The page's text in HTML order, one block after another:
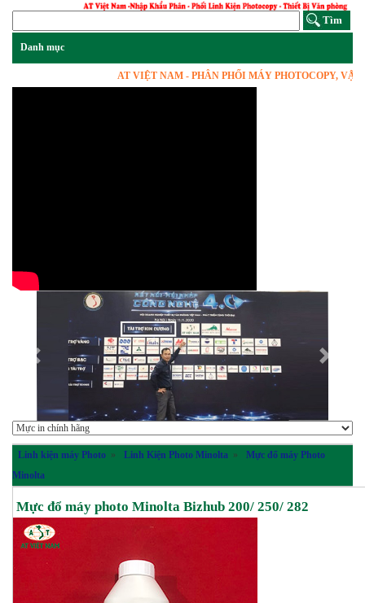
AT VIỆT NAM - PHÂN PHỐI MÁY PHOTOCOPY, VẬT TƯ
Previous Next
Linh kiện máy Photo » Linh Kiện Photo Minolta »
Mực đổ máy Photo
Minolta
Mực đổ máy photo Minolta Bizhub 200/ 250/ 282